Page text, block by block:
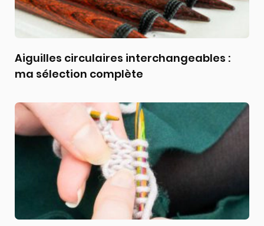
Aiguilles circulaires interchangeables :
ma sélection complète